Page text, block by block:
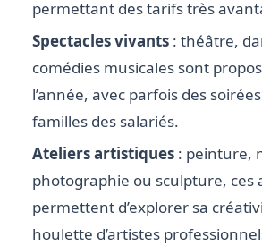
permettant des tarifs très
Spectacles vivants : théâtre,
comédies musicales sont
l’année, avec parfois des
familles des salariés.
Ateliers artistiques : peinture,
photographie ou sculpture, ces
permettent d’explorer sa
houlette d’artistes